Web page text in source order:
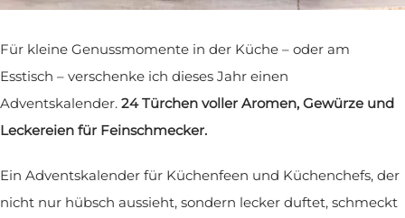
Genießen kommt da manchmal viel zu kurz.
Für kleine Genussmomente in der Küche – oder am
Esstisch – verschenke ich dieses Jahr einen
Adventskalender. 24 Türchen voller Aromen, Gewürze und
Leckereien für Feinschmecker.
Ein Adventskalender für Küchenfeen und Küchenchefs, der
nicht nur hübsch aussieht, sondern lecker duftet, schmeckt